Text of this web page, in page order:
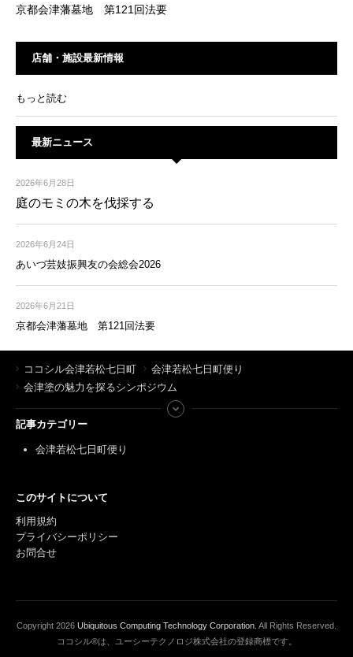
京都会津藩墓地 第121回法要
店舗・施設最新情報
もっと読む
最新ニュース
2026年6月28日
庭のモミの木を伐採する
2026年6月24日
あいづ芸妓振興友の会総会2026
2026年6月21日
京都会津藩墓地 第121回法要
ココシル会津若松七日町
会津若松七日町便り
会津塗の魅力を探るシンポジウム
記事カテゴリー
会津若松七日町便り
このサイトについて
利用規約
プライバシーポリシー
お問合せ
Copyright 2026 Ubiquitous Computing Technology Corporation . All Rights Reserved.
ココシル®は、ユーシーテクノロジ株式会社の登録商標です。